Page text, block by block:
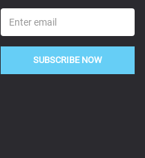
SUBSCRIBE NOW